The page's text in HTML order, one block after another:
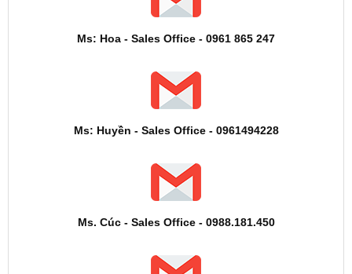
Ms: Hoa - Sales Office - 0961 865 247
Ms: Huyền - Sales Office - 0961494228
Ms. Cúc - Sales Office - 0988.181.450